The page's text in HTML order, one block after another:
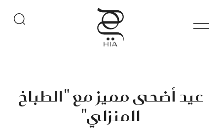
عيد أضحى مميز مع "الطباخ
المنزلي"